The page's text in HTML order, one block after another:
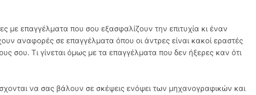
με επαγγέλματα που σου εξασφαλίζουν την επιτυχία κι έναν
αναφορές σε επαγγέλματα όπου οι άντρες είναι κακοί εραστές
σου. Τι γίνεται όμως με τα επαγγέλματα που δεν ήξερες καν ότι
να σας βάλουν σε σκέψεις ενόψει των μηχανογραφικών και